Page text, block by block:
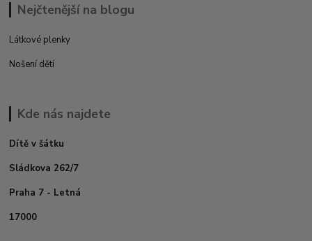
Nejčtenější na blogu
Látkové plenky
Nošení dětí
Kde nás najdete
Dítě v šátku
Sládkova 262/7
Praha 7 - Letná
17000